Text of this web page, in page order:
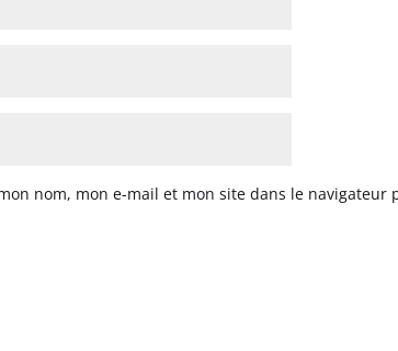
nom, mon e-mail et mon site dans le navigateur